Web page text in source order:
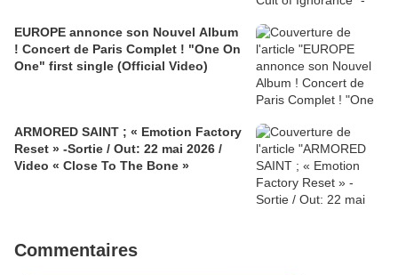
EUROPE annonce son Nouvel Album
! Concert de Paris Complet ! "One On
One" first single (Official Video)
ARMORED SAINT ; « Emotion Factory
Reset » -Sortie / Out: 22 mai 2026 /
Video « Close To The Bone »
Commentaires